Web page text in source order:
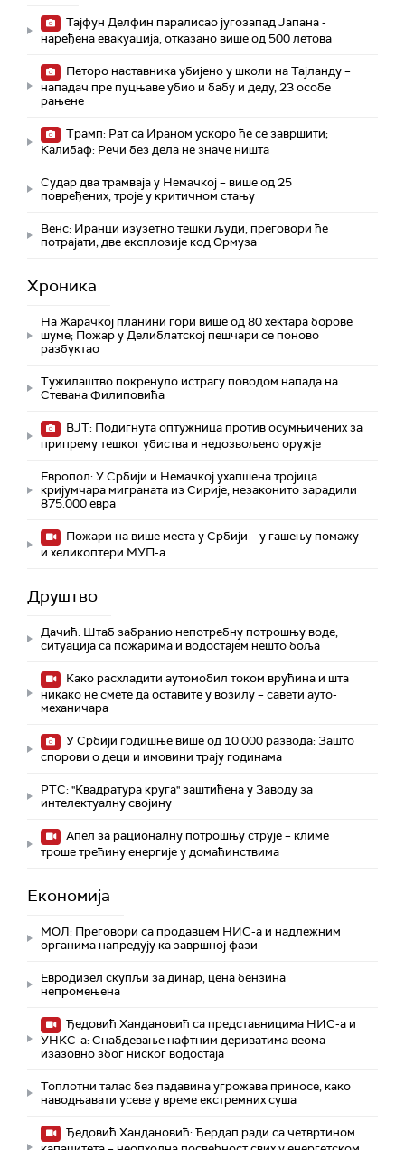
Тајфун Делфин паралисао југозапад Јапана -
наређена евакуација, отказано више од 500 летова
Петоро наставника убијено у школи на Тајланду –
нападач пре пуцњаве убио и бабу и деду, 23 особе
рањене
Трамп: Рат са Ираном ускоро ће се завршити;
Калибаф: Речи без дела не значе ништа
Судар два трамваја у Немачкој – више од 25
повређених, троје у критичном стању
Венс: Иранци изузетно тешки људи, преговори ће
потрајати; две експлозије код Ормуза
Хроника
На Жарачкој планини гори више од 80 хектара борове
шуме; Пожар у Делиблатској пешчари се поново
разбуктао
Тужилаштво покренуло истрагу поводом напада на
Стевана Филиповића
ВЈТ: Подигнута оптужница против осумњичених за
припрему тешког убиства и недозвољено оружје
Европол: У Србији и Немачкој ухапшена тројица
кријумчара миграната из Сирије, незаконито зарадили
875.000 евра
Пожари на више места у Србији – у гашењу помажу
и хеликоптери МУП-а
Друштво
Дачић: Штаб забранио непотребну потрошњу воде,
ситуација са пожарима и водостајем нешто боља
Како расхладити аутомобил током врућина и шта
никако не смете да оставите у возилу – савети ауто-
механичара
У Србији годишње више од 10.000 развода: Зашто
спорови о деци и имовини трају годинама
РТС: "Квадратура круга" заштићена у Заводу за
интелектуалну својину
Апел за рационалну потрошњу струје – климе
троше трећину енергије у домаћинствима
Економија
МОЛ: Преговори са продавцем НИС-а и надлежним
органима напредују ка завршној фази
Евродизел скупљи за динар, цена бензина
непромењена
Ђедовић Хандановић са представницима НИС-а и
УНКС-а: Снабдевање нафтним дериватима веома
изазовно због ниског водостаја
Топлотни талас без падавина угрожава приносе, како
наводњавати усеве у време екстремних суша
Ђедовић Хандановић: Ђердап ради са четвртином